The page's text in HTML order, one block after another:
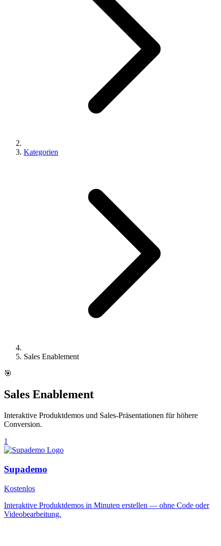
Kategorien
Sales Enablement
🎯
Sales Enablement
Interaktive Produktdemos und Sales-Präsentationen für höhere
Conversion.
1
Supademo
Kostenlos
Interaktive Produktdemos in Minuten erstellen — ohne Code oder
Videobearbeitung.